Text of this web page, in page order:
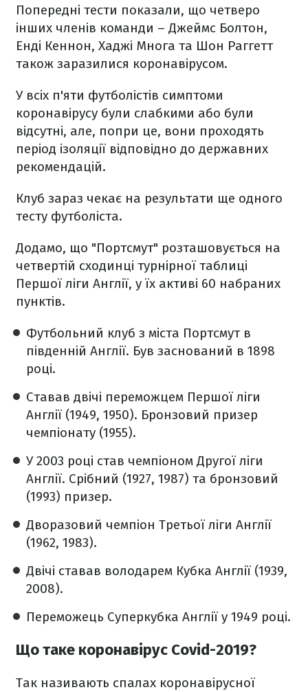
Попередні тести показали, що четверо
інших членів команди – Джеймс Болтон,
Енді Кеннон, Хаджі Многа та Шон Раггетт
також заразилися коронавірусом.
У всіх п'яти футболістів симптоми
коронавірусу були слабкими або були
відсутні, але, попри це, вони проходять
період ізоляції відповідно до державних
рекомендацій.
Клуб зараз чекає на результати ще одного
тесту футболіста.
Додамо, що "Портсмут" розташовується на
четвертій сходинці турнірної таблиці
Першої ліги Англії, у їх активі 60 набраних
пунктів.
Футбольний клуб з міста Портсмут в
південній Англії. Був заснований в 1898
році.
Ставав двічі переможцем Першої ліги
Англії (1949, 1950). Бронзовий призер
чемпіонату (1955).
У 2003 році став чемпіоном Другої ліги
Англії. Срібний (1927, 1987) та бронзовий
(1993) призер.
Дворазовий чемпіон Третьої ліги Англії
(1962, 1983).
Двічі ставав володарем Кубка Англії (1939,
2008).
Переможець Суперкубка Англії у 1949 році.
Що таке коронавірус Covid-2019?
Так називають спалах коронавірусної